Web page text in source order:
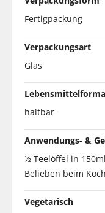
Fertigpackung
Verpackungsart
Glas
haltbar
Anwendungs- &
½ Teelöffel in
Belieben beim
Vegetarisch